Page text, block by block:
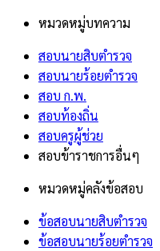
หมวดหมู่บทความ
สอบนายสิบตำรวจ
สอบนายร้อยตำรวจ
สอบ ก.พ.
สอบท้องถิ่น
สอบครูผู้ช่วย
สอบข้าราชการอื่นๆ
หมวดหมู่คลังข้อสอบ
ข้อสอบนายสิบตำรวจ
ข้อสอบนายร้อยตำรวจ